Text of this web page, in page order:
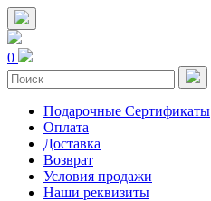
0
Подарочные Сертификаты
Оплата
Доставка
Возврат
Условия продажи
Наши реквизиты